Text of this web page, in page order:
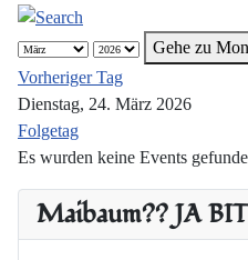
Maibaum?? JA
Gehe zu
Vorheriger Tag
Dienstag, 24. März 2026
Folgetag
Es wurden keine Events